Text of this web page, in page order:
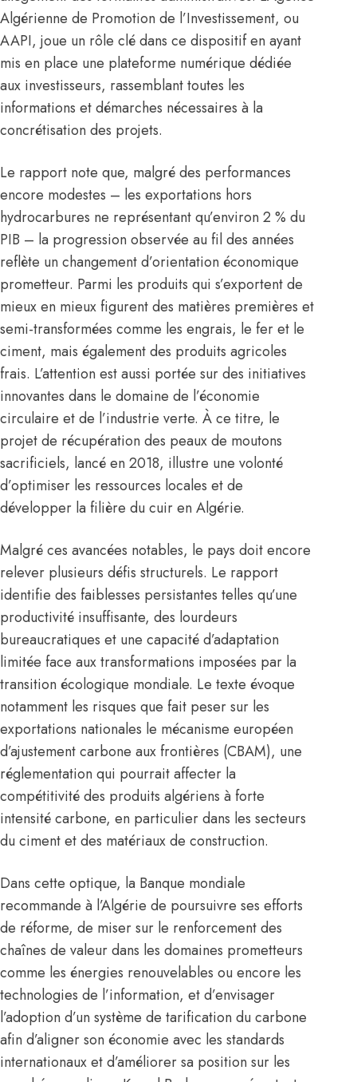
Algérienne de Promotion de l’Investissement, ou
AAPI, joue un rôle clé dans ce dispositif en ayant
mis en place une plateforme numérique dédiée
aux investisseurs, rassemblant toutes les
informations et démarches nécessaires à la
concrétisation des projets.
Le rapport note que, malgré des performances
encore modestes – les exportations hors
hydrocarbures ne représentant qu’environ 2 % du
PIB – la progression observée au fil des années
reflète un changement d’orientation économique
prometteur. Parmi les produits qui s’exportent de
mieux en mieux figurent des matières premières et
semi-transformées comme les engrais, le fer et le
ciment, mais également des produits agricoles
frais. L’attention est aussi portée sur des initiatives
innovantes dans le domaine de l’économie
circulaire et de l’industrie verte. À ce titre, le
projet de récupération des peaux de moutons
sacrificiels, lancé en 2018, illustre une volonté
d’optimiser les ressources locales et de
développer la filière du cuir en Algérie.
Malgré ces avancées notables, le pays doit encore
relever plusieurs défis structurels. Le rapport
identifie des faiblesses persistantes telles qu’une
productivité insuffisante, des lourdeurs
bureaucratiques et une capacité d’adaptation
limitée face aux transformations imposées par la
transition écologique mondiale. Le texte évoque
notamment les risques que fait peser sur les
exportations nationales le mécanisme européen
d’ajustement carbone aux frontières (CBAM), une
réglementation qui pourrait affecter la
compétitivité des produits algériens à forte
intensité carbone, en particulier dans les secteurs
du ciment et des matériaux de construction.
Dans cette optique, la Banque mondiale
recommande à l’Algérie de poursuivre ses efforts
de réforme, de miser sur le renforcement des
chaînes de valeur dans les domaines prometteurs
comme les énergies renouvelables ou encore les
technologies de l’information, et d’envisager
l’adoption d’un système de tarification du carbone
afin d’aligner son économie avec les standards
internationaux et d’améliorer sa position sur les